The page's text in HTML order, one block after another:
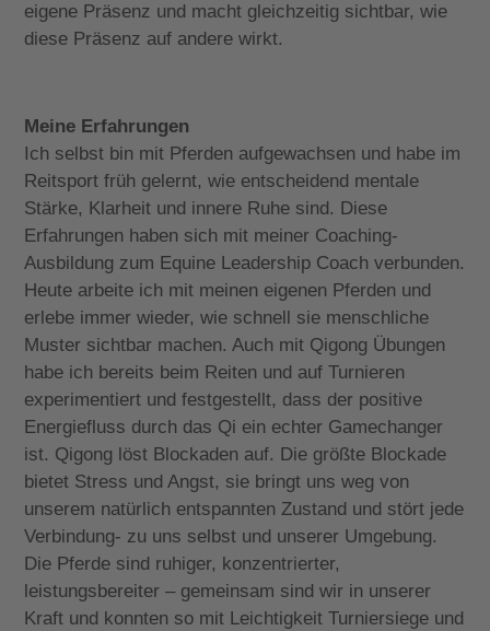
eigene Präsenz und macht gleichzeitig sichtbar, wie
diese Präsenz auf andere wirkt.
Meine Erfahrungen
Ich selbst bin mit Pferden aufgewachsen und habe im
Reitsport früh gelernt, wie entscheidend mentale
Stärke, Klarheit und innere Ruhe sind. Diese
Erfahrungen haben sich mit meiner Coaching-
Ausbildung zum Equine Leadership Coach verbunden.
Heute arbeite ich mit meinen eigenen Pferden und
erlebe immer wieder, wie schnell sie menschliche
Muster sichtbar machen. Auch mit Qigong Übungen
habe ich bereits beim Reiten und auf Turnieren
experimentiert und festgestellt, dass der positive
Energiefluss durch das Qi ein echter Gamechanger
ist. Qigong löst Blockaden auf. Die größte Blockade
bietet Stress und Angst, sie bringt uns weg von
unserem natürlich entspannten Zustand und stört jede
Verbindung- zu uns selbst und unserer Umgebung.
Die Pferde sind ruhiger, konzentrierter,
leistungsbereiter – gemeinsam sind wir in unserer
Kraft und konnten so mit Leichtigkeit Turniersiege und